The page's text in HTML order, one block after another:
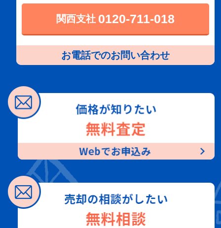
10時～18時/水曜日定休
東京本社 0120-900-881
関西支社 0120-711-018
お電話でのお問い合わせ